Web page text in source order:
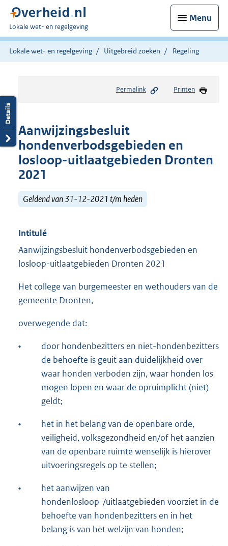
Menu
U
bent
hier:
Lokale wet- en regelgeving
Lokale wet- en regelgeving Uitgebreid zoeken Regeling
Permalink Printen
Aanwijzingsbesluit
hondenverbodsgebieden en
losloop-uitlaatgebieden Dronten
2021
Geldend van 31-12-2021 t/m heden
Intitulé
Aanwijzingsbesluit hondenverbodsgebieden en
losloop-uitlaatgebieden Dronten 2021
Het college van burgemeester en wethouders van de
gemeente Dronten,
overwegende dat:
•
door hondenbezitters en niet-hondenbezitters
de behoefte is geuit aan duidelijkheid over
waar honden verboden zijn, waar honden los
mogen lopen en waar de opruimplicht (niet)
geldt;
•
het in het belang van de openbare orde,
veiligheid, volksgezondheid en/of het aanzien
van de openbare ruimte wenselijk is hierover
uitvoeringsregels op te stellen;
•
het aanwijzen van
hondenlosloop-/uitlaatgebieden voorziet in de
behoefte van hondenbezitters en in het
belang is van het welzijn van honden;